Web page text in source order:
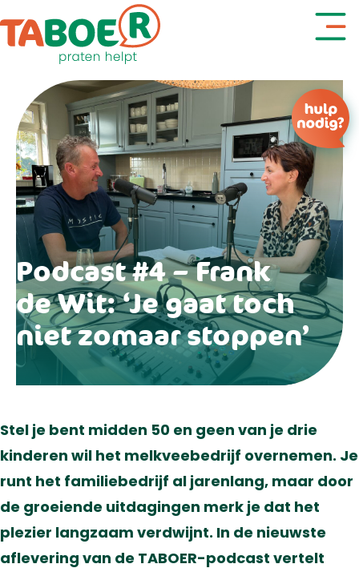
Podcast #4 – Frank
de Wit: ‘Je gaat toch
niet zomaar stoppen’
Stel je bent midden 50 en geen van je drie
kinderen wil het melkveebedrijf overnemen. Je
runt het familiebedrijf al jarenlang, maar door
de groeiende uitdagingen merk je dat het
plezier langzaam verdwijnt. In de nieuwste
aflevering van de TABOER-podcast vertelt